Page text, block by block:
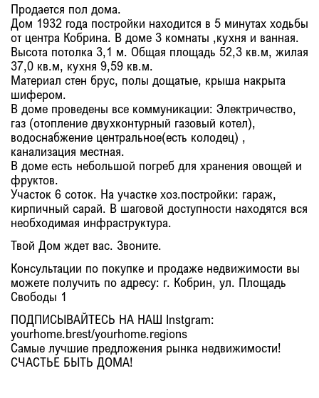
Продается пол дома.
Дом 1932 года постройки находится в 5 минутах ходьбы
от центра Кобрина. В доме 3 комнаты ,кухня и ванная.
Высота потолка 3,1 м. Общая площадь 52,3 кв.м, жилая
37,0 кв.м, кухня 9,59 кв.м.
Материал стен брус, полы дощатые, крыша накрыта
шифером.
В доме проведены все коммуникации: Электричество,
газ (отопление двухконтурный газовый котел),
водоснабжение центральное(есть колодец) ,
канализация местная.
В доме есть небольшой погреб для хранения овощей и
фруктов.
Участок 6 соток. На участке хоз.постройки: гараж,
кирпичный сарай. В шаговой доступности находятся вся
необходимая инфраструктура.
Твой Дом ждет вас. Звоните.
Консультации по покупке и продаже недвижимости вы
можете получить по адресу: г. Кобрин, ул. Площадь
Свободы 1
ПОДПИСЫВАЙТЕСЬ НА НАШ Instgram:
yourhome.brest/yourhome.regions
Самые лучшие предложения рынка недвижимости!
СЧАСТЬЕ БЫТЬ ДОМА!